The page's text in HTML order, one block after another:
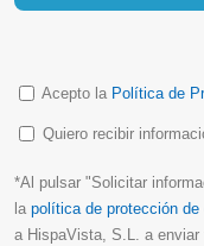
Acepto la Política de
Quiero recibir
*Al pulsar "Solicitar
la política de protección de
a HispaVista, S.L. a